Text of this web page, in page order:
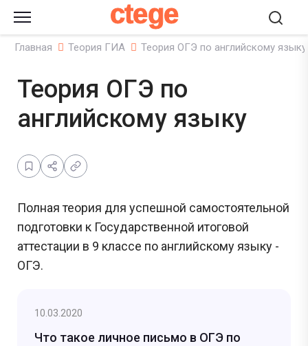
ctege
Главная Теория ГИА Теория ОГЭ по английскому языку
Теория ОГЭ по
английскому языку
Полная теория для успешной самостоятельной
подготовки к Государственной итоговой
аттестации в 9 классе по английскому языку -
ОГЭ.
10.03.2020
Что такое личное письмо в ОГЭ по